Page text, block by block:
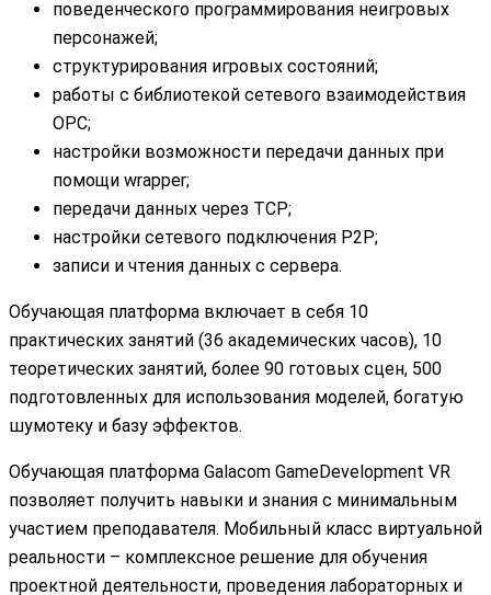
поведенческого программирования неигровых
персонажей;
структурирования игровых состояний;
работы с библиотекой сетевого взаимодействия
OPC;
настройки возможности передачи данных при
помощи wrapper;
передачи данных через TCP;
настройки сетевого подключения P2P;
записи и чтения данных с сервера.
Обучающая платформа включает в себя 10
практических занятий (36 академических часов), 10
теоретических занятий, более 90 готовых сцен, 500
подготовленных для использования моделей, богатую
шумотеку и базу эффектов.
Обучающая платформа Galacom GameDevelopment VR
позволяет получить навыки и знания с минимальным
участием преподавателя. Мобильный класс виртуальной
реальности – комплексное решение для обучения
проектной деятельности, проведения лабораторных и